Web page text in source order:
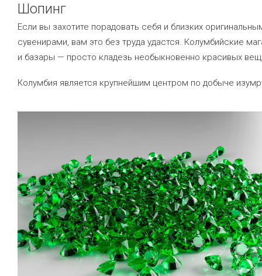
Шопинг
Если вы захотите порадовать себя и близких
сувенирами, вам это без труда удастся. Колумбийские
и базары — просто кладезь необыкновенно красивых
Колумбия является крупнейшим центром по добыче